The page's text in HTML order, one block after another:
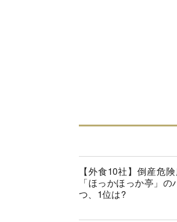
【外食10社】倒産危
「ほっかほっか亭」
つ、1位は?